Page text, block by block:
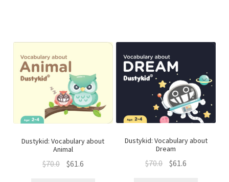
Dustykid: Vocabulary about
Animal
$70.0 $61.6
Dustykid: Vocabulary about
Dream
$70.0 $61.6